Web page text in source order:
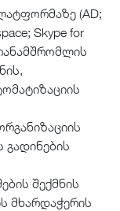
(AD;
Skype for
შექმნის
მხარდაჭერის